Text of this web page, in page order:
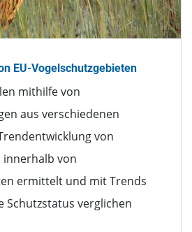
EU-Vogelschutzgebieten
mithilfe von
aus verschiedenen
von
innerhalb von
ermittelt und mit Trends
Schutzstatus verglichen